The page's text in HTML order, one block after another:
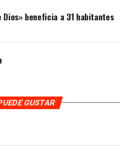
Dios» beneficia a 31 habitantes
GUSTAR